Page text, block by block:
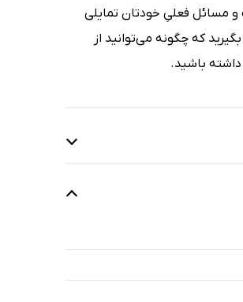
مسائل فعلیِ خودتان تمایلی
که چگونه می‌توانید از
داشته باشید.